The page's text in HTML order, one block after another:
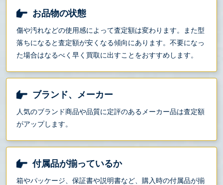
お品物の状態
傷や汚れなどの使用感によって査定額は変わります。また型
落ちになると査定額が安くなる傾向にあります。不要になっ
た場合はなるべく早く買取に出すことをおすすめします。
ブランド、メーカー
人気のブランド商品や品質に定評のあるメーカー品は査定額
がアップします。
付属品が揃っているか
箱やパッケージ、保証書や説明書など、購入時の付属品が揃